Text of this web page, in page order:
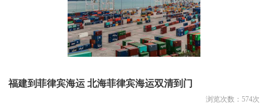
福建到菲律宾海运 北海菲律宾海运双清到门
浏览次数： 574次